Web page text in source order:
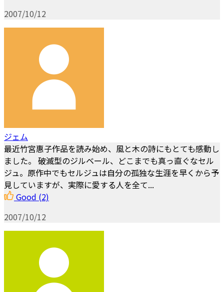
2007/10/12
ジェム
最近竹宮惠子作品を読み始め、風と木の詩にもとても感動し
ました。 破滅型のジルベール、どこまでも真っ直ぐなセル
ジュ。原作中でもセルジュは自分の孤独な生涯を早くから予
見していますが、実際に愛する人を全て...
Good (2)
2007/10/12